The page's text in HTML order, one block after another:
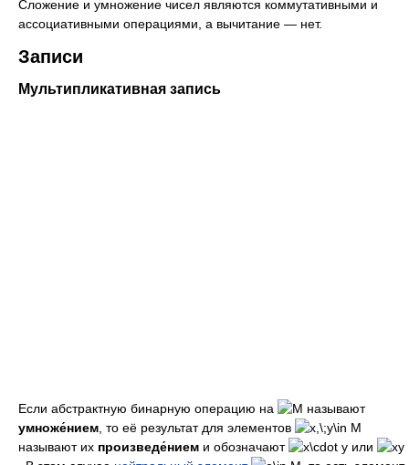
Сложение и умножение чисел являются коммутативными и
ассоциативными операциями, а вычитание — нет.
Записи
Мультипликативная запись
Если абстрактную бинарную операцию на
называют
умноже́нием , то её результат для элементов
называют их произведе́нием и обозначают
или